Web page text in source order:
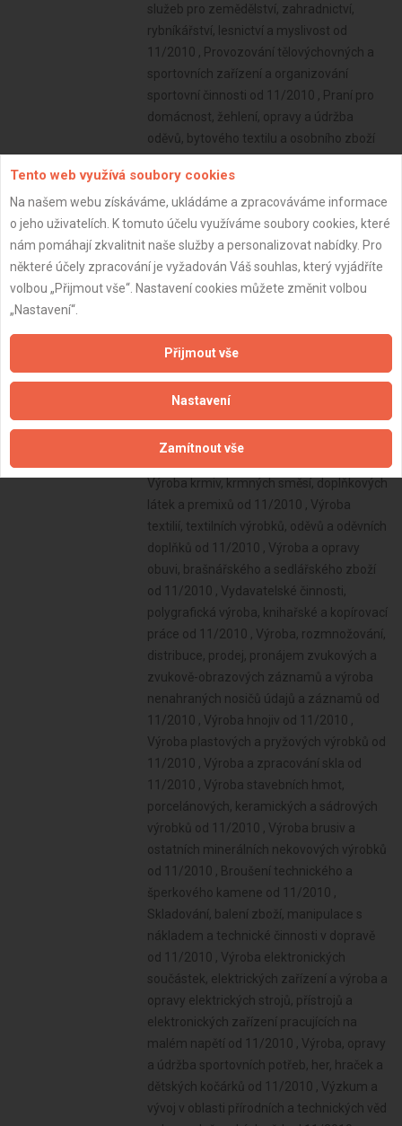
Tento web využívá soubory cookies
Na našem webu získáváme, ukládáme a zpracováváme informace
o jeho uživatelích. K tomuto účelu využíváme soubory cookies, které
nám pomáhají zkvalitnit naše služby a personalizovat nabídky. Pro
některé účely zpracování je vyžadován Váš souhlas, který vyjádříte
volbou „Přijmout vše“. Nastavení cookies můžete změnit volbou
„Nastavení“.
Přijmout vše
Nastavení
Zamítnout vše